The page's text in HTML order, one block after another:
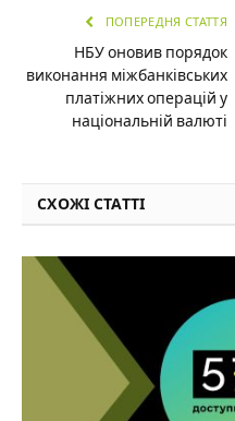
ПОПЕРЕДНЯ СТАТТЯ
НБУ оновив порядок
виконання міжбанківських
платіжних операцій у
національній валюті
СХОЖІ СТАТТІ